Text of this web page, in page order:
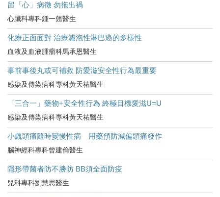
留「心」病徵 勿拖出禍
心臟科專科鍾一翹醫生
化療正面面對 治療濾泡性淋巴癌的多樣性
血液及血液腫瘤科馬承恩醫生
事前事後丸或可補救 防愛滋安全性行為最重要
感染及傳染病科專科黃天祐醫生
「三合一」藥物+安全性行為 終極目標愛滋U=U
感染及傳染病科專科黃天祐醫生
小覤頭痛隨時變慢性病 用藥預防減偏頭痛發作
腦神經科專科曾建倫醫生
隱形帶菌者防不勝防 BB須全面防疫
兒科專科劉慧思醫生